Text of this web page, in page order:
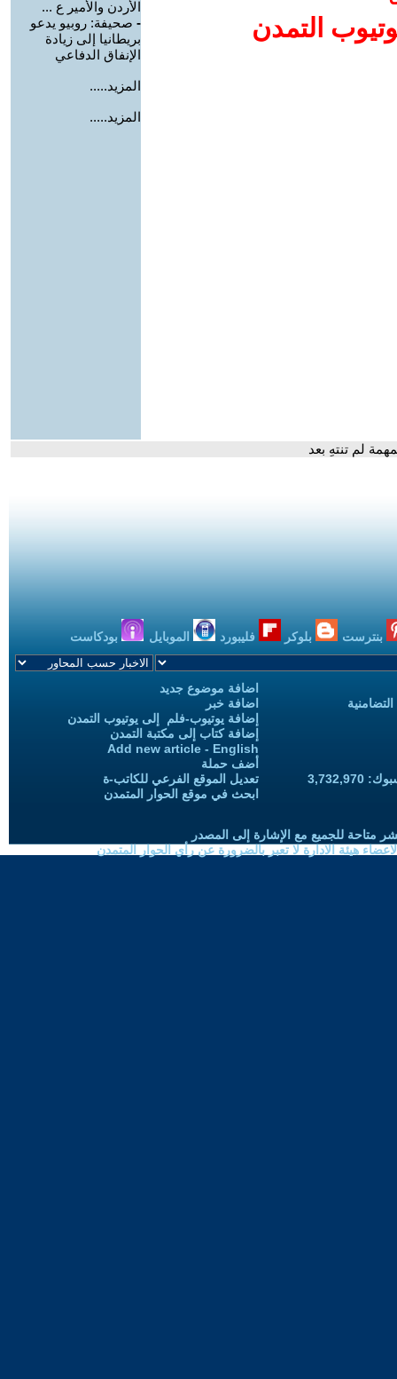
التمدن
الأردن والأمير ع ...
- صحيفة: روبيو يدعو
بريطانيا إلى زيادة
الإنفاق الدفاعي
المزيد.....
المزيد.....
لم تنتهِ بعد
بنترست بلوكر فليبورد الموبايل بودكاست
اضافة موضوع جديد
اضافة خبر
إضافة يوتيوب-فلم إلى يوتيوب التمدن
إضافة كتاب إلى مكتبة التمدن
Add new article - English
أضف حملة
تعديل الموقع الفرعي للكاتب-ة
ابحث في موقع الحوار المتمدن
متاحة للجميع مع الإشارة إلى المصدر
هيئة الادارة لا تعبر بالضرورة عن رأي الحوار المتمدن